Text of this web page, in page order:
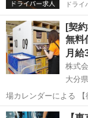
ドライ
[契
無料
月給
株式
大分
場カ
稼いで帰…
大分 大分市